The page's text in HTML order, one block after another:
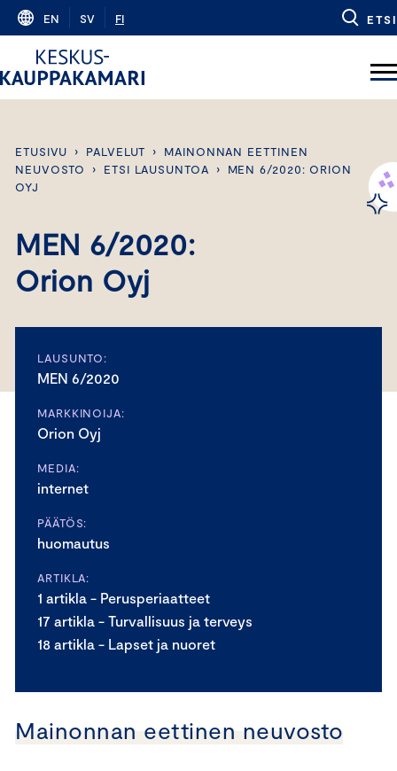
Skip
content
EN SV FI ETSI
ETUSIVU › PALVELUT ›
MAINONNAN EETTINEN
NEUVOSTO
› ETSI LAUSUNTOA ›
MEN 6/2020: ORION
OYJ
MEN 6/2020:
Orion Oyj
LAUSUNTO:
MEN 6/2020
MARKKINOIJA:
Orion Oyj
MEDIA:
internet
PÄÄTÖS:
huomautus
ARTIKLA:
1 artikla - Perusperiaatteet
17 artikla - Turvallisuus ja terveys
18 artikla - Lapset ja nuoret
Mainonnan eettinen neuvosto